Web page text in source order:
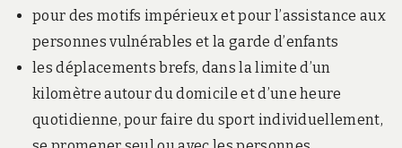
pour des motifs impérieux et pour l’assistance aux
personnes vulnérables et la garde d’enfants
les déplacements brefs, dans la limite d’un
kilomètre autour du domicile et d’une heure
quotidienne, pour faire du sport individuellement,